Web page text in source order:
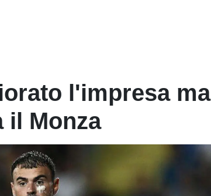
l'impresa ma
il Monza